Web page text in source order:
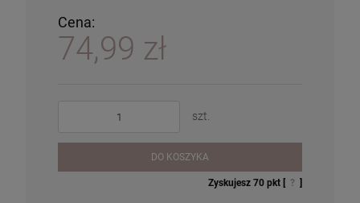
Olejek do lampy zapachowej - katalitycznej -
Lampa zapachowa Berger Paris Gravity
Patyczki Rattanowe do dyfuzorów
Cena:
74,99 zł
szt.
DO KOSZYKA
Zyskujesz 70 pkt [ ? ]